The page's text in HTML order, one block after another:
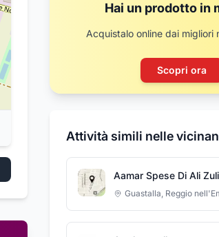
Hai un prodotto in
Acquistalo online dai migliori
Scopri ora
Attività simili nelle
Aamar Spese Di Ali
Guastalla, Reggio